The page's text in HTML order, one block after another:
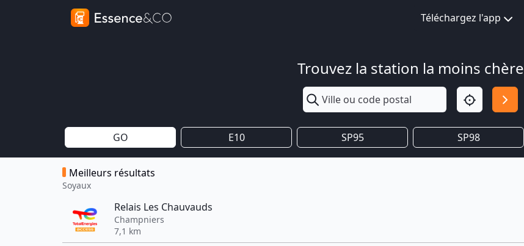
Téléchargez l'app
Trouvez la station la moins chère
GO E10 SP95 SP98
Meilleurs résultats
Soyaux
Relais Les Chauvauds
Champniers
7,1 km